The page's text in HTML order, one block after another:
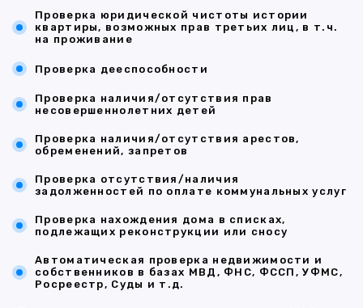
Проверка юридической чистоты истории
квартиры, возможных прав третьих лиц, в т.ч.
на проживание
Проверка дееспособности
Проверка наличия/отсутствия прав
несовершеннолетних детей
Проверка наличия/отсутствия арестов,
обременений, запретов
Проверка отсутствия/наличия
задолженностей по оплате коммунальных услуг
Проверка нахождения дома в списках,
подлежащих реконструкции или сносу
Автоматическая проверка недвижимости и
собственников в базах МВД, ФНС, ФССП, УФМС,
Росреестр, Суды и т.д.